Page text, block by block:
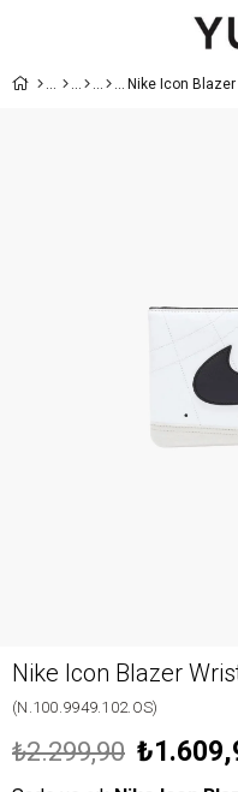
Nike Icon
Nike Icon Blazer
(N.100.9949.102.OS)
₺2.299,90